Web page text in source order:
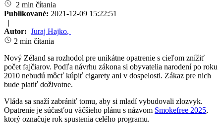
2 min čítania
Publikované: 2021-12-09 15:22:51
|
Autor: Juraj Hajko,
2 min čítania
Nový Zéland sa rozhodol pre unikátne opatrenie s cieľom znížiť
počet fajčiarov. Podľa návrhu zákona si obyvatelia narodení po roku
2010 nebudú môcť kúpiť cigarety ani v dospelosti. Zákaz pre nich
bude platiť doživotne.
Vláda sa snaží zabrániť tomu, aby si mladí vybudovali zlozvyk.
Opatrenie je súčasťou väčšieho plánu s názvom Smokefree 2025,
ktorý označuje rok spustenia celého programu.